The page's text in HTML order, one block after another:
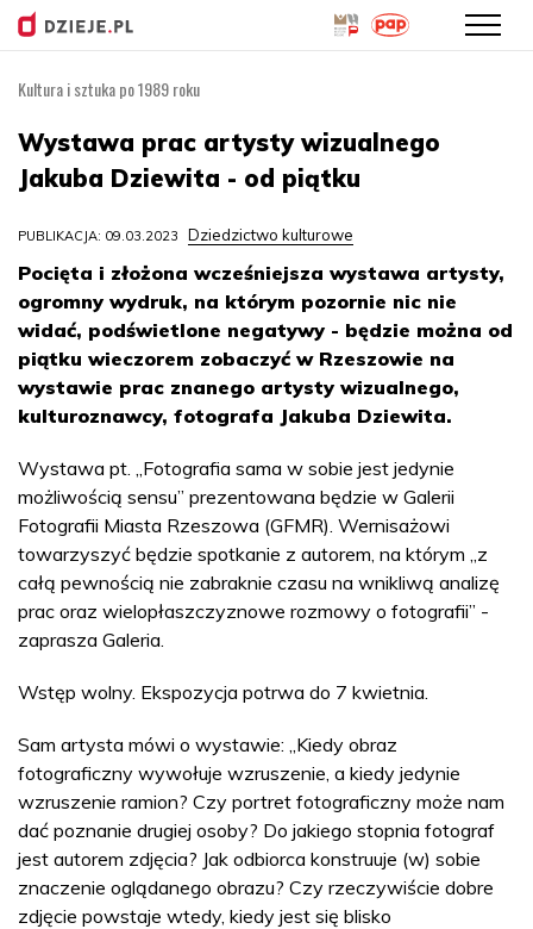
treści
Kultura i sztuka po 1989 roku
Wystawa prac artysty wizualnego
Jakuba Dziewita - od piątku
PUBLIKACJA: 09.03.2023 Dziedzictwo kulturowe
Pocięta i złożona wcześniejsza wystawa artysty,
ogromny wydruk, na którym pozornie nic nie
widać, podświetlone negatywy - będzie można od
piątku wieczorem zobaczyć w Rzeszowie na
wystawie prac znanego artysty wizualnego,
kulturoznawcy, fotografa Jakuba Dziewita.
Wystawa pt. „Fotografia sama w sobie jest jedynie
możliwością sensu” prezentowana będzie w Galerii
Fotografii Miasta Rzeszowa (GFMR). Wernisażowi
towarzyszyć będzie spotkanie z autorem, na którym „z
całą pewnością nie zabraknie czasu na wnikliwą analizę
prac oraz wielopłaszczyznowe rozmowy o fotografii” -
zaprasza Galeria.
Wstęp wolny. Ekspozycja potrwa do 7 kwietnia.
Sam artysta mówi o wystawie: „Kiedy obraz
fotograficzny wywołuje wzruszenie, a kiedy jedynie
wzruszenie ramion? Czy portret fotograficzny może nam
dać poznanie drugiej osoby? Do jakiego stopnia fotograf
jest autorem zdjęcia? Jak odbiorca konstruuje (w) sobie
znaczenie oglądanego obrazu? Czy rzeczywiście dobre
zdjęcie powstaje wtedy, kiedy jest się blisko